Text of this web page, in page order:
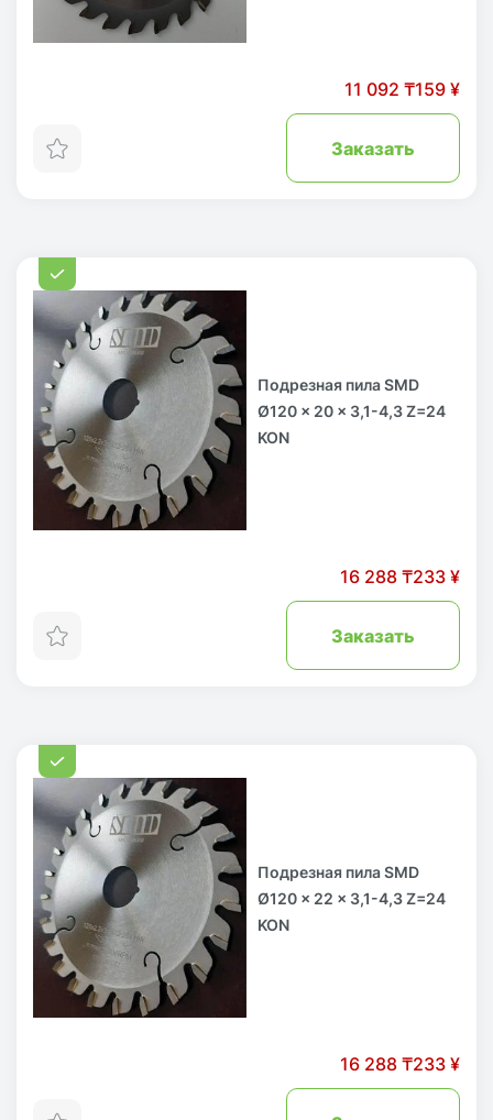
11 092 ₸159 ¥
Заказать
Подрезная пила SMD
Ø120 x 20 x 3,1-4,3 Z=24
KON
16 288 ₸233 ¥
Заказать
Подрезная пила SMD
Ø120 x 22 x 3,1-4,3 Z=24
KON
16 288 ₸233 ¥